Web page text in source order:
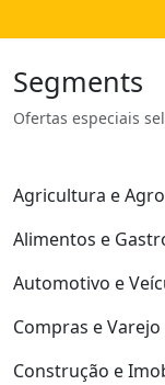
Segments
Ofertas especiais
Agricultura e
Alimentos e
Automotivo e
Compras e Varejo
Construção e